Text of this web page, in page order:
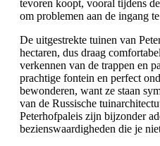
tevoren koopt, vooral tijdens
om problemen aan de ingang
De uitgestrekte tuinen van
hectaren, dus draag
verkennen van de trappen en
prachtige fontein en perfect
bewonderen, want ze staan
van de Russische
Peterhofpaleis zijn bijzonder
bezienswaardigheden die je